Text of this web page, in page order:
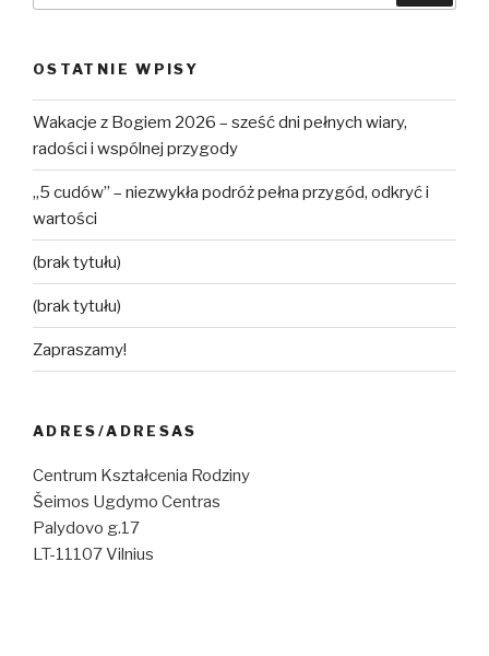
OSTATNIE WPISY
Wakacje z Bogiem 2026 – sześć dni pełnych wiary,
radości i wspólnej przygody
„5 cudów” – niezwykła podróż pełna przygód, odkryć i
wartości
(brak tytułu)
(brak tytułu)
Zapraszamy!
ADRES/ADRESAS
Centrum Kształcenia Rodziny
Šeimos Ugdymo Centras
Palydovo g.17
LT-11107 Vilnius